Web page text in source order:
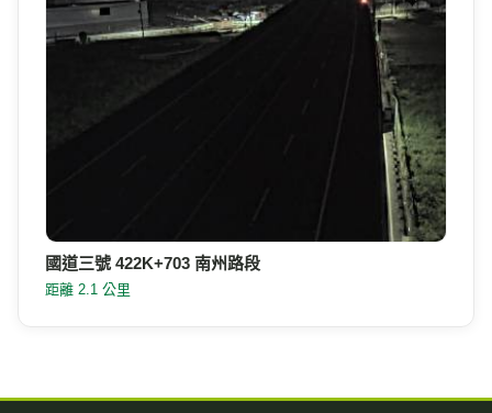
國道三號 422K+703 南州路段
距離 2.1 公里